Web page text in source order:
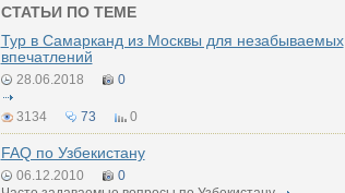
СТАТЬИ ПО ТЕМЕ
Тур в Самарканд из Москвы для незабываемых
впечатлений
28.06.2018 0
3134 73 0
FAQ по Узбекистану
06.12.2010
0